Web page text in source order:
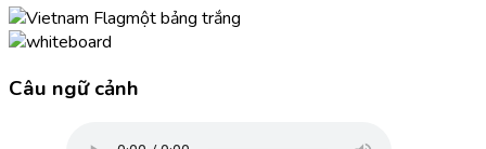
một bảng trắng
Câu ngữ cảnh